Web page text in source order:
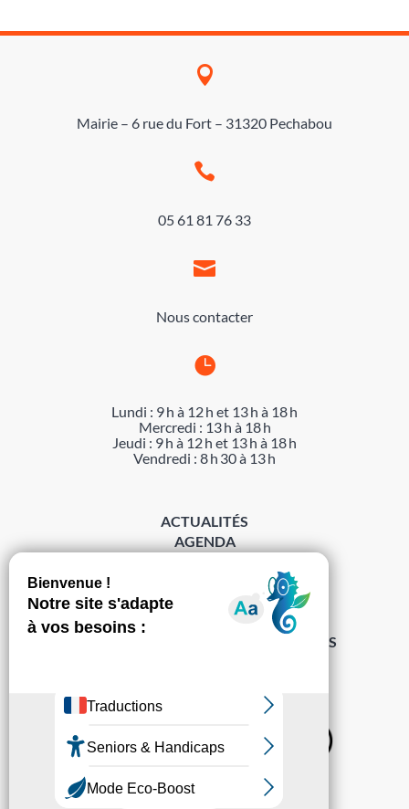

Mairie – 6 rue du Fort – 31320 Pechabou

05 61 81 76 33

Nous contacter

Lundi : 9 h à 12 h et 13 h à 18 h
Mercredi : 13 h à 18 h
Jeudi : 9 h à 12 h et 13 h à 18 h
Vendredi : 8 h 30 à 13 h
Sur les réseaux
ACTUALITÉS
AGENDA
MENTIONS LÉGALES
PROTECTION DES DONNÉES
POLITIQUE DE GESTION DES COOKIES